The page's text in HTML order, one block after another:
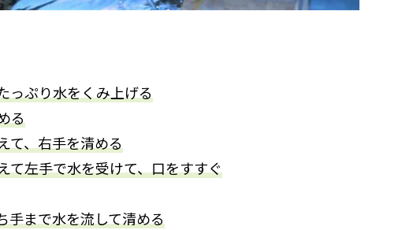
っぷり水をくみ上げる
る
て、右手を清める
て左手で水を受けて、口をすすぐ
手まで水を流して清める